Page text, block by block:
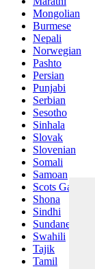
Mongolian
Burmese
Nepali
Norwegian
Pashto
Persian
Punjabi
Serbian
Sesotho
Sinhala
Slovak
Slovenian
Somali
Samoan
Scots Gaelic
Shona
Sindhi
Sundanese
Swahili
Tajik
Tamil